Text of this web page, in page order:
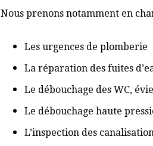
Nous prenons notamment en
Les urgences de plomberie
La réparation des fuites
Le débouchage des WC,
Le débouchage haute
L’inspection des